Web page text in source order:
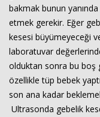
bakmak bunun
etmek gerekir. Eğer
kesesi büyümeyeceği
laboratuvar
olduktan sonra bu boş
özellikle tüp bebek
son ana kadar
Ultrasonda gebelik